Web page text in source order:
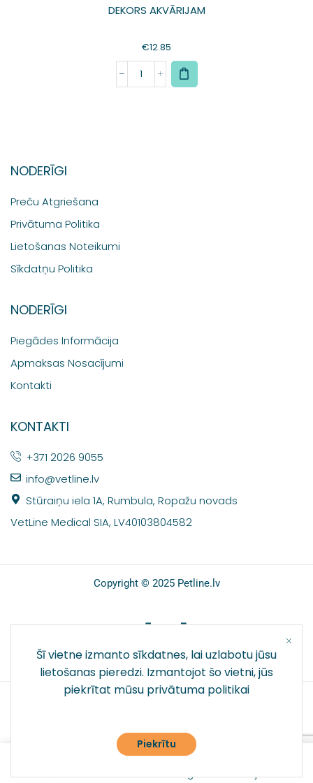
DEKORS AKVĀRIJAM
€12.85
Galvenā Veikals Pieslēgties Vēlmju saraksts
Šī vietne izmanto sīkdatnes, lai uzlabotu jūsu
lietošanas pieredzi. Izmantojot šo vietni, jūs
piekrītat mūsu privātuma politikai
Piekrītu
NODERĪGI
Preču Atgriešana
Privātuma Politika
Lietošanas Noteikumi
Sīkdatņu Politika
NODERĪGI
Piegādes Informācija
Apmaksas Nosacījumi
Kontakti
KONTAKTI
+371 2026 9055
info@vetline.lv
Stūraiņu iela 1A, Rumbula, Ropažu novads
VetLine Medical SIA, LV40103804582
Copyright © 2025 Petline.lv
SOCIĀLIE TĪKLI